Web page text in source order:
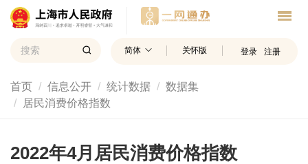
简体 关怀版 登录 注册
首页 信息公开 统计数据
数据集
居民消费价格指数
2022年4月居民消费价格指数